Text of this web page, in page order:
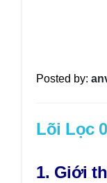
Posted by:
Lõi Lọc
1. Giới